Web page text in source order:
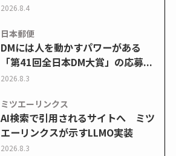
2026.8.4
日本郵便
DMには人を動かすパワーがある
「第41回全日本DM大賞」の応募...
2026.8.3
ミツエーリンクス
AI検索で引用されるサイトへ ミツ
エーリンクスが示すLLMO実装
2026.8.3